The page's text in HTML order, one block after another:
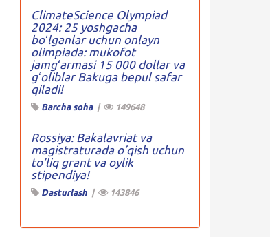
ClimateScience Olympiad
2024: 25 yoshgacha
boʻlganlar uchun onlayn
olimpiada: mukofot
jamgʻarmasi 15 000 dollar va
gʻoliblar Bakuga bepul safar
qiladi!
Barcha soha| 149648
Rossiya: Bakalavriat va
magistraturada o’qish uchun
to’liq grant va oylik
stipendiya!
Dasturlash| 143846